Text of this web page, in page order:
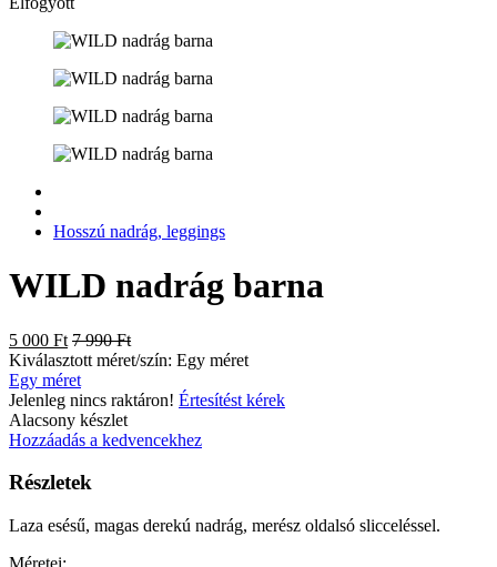
Hosszú nadrág, leggings
WILD nadrág barna
5 000 Ft 7 990 Ft
Kiválasztott méret/szín: Egy méret
Egy méret
Jelenleg nincs raktáron! Értesítést kérek
Alacsony készlet
Hozzáadás a kedvencekhez
Részletek
Laza esésű, magas derekú nadrág, merész oldalsó slicceléssel.